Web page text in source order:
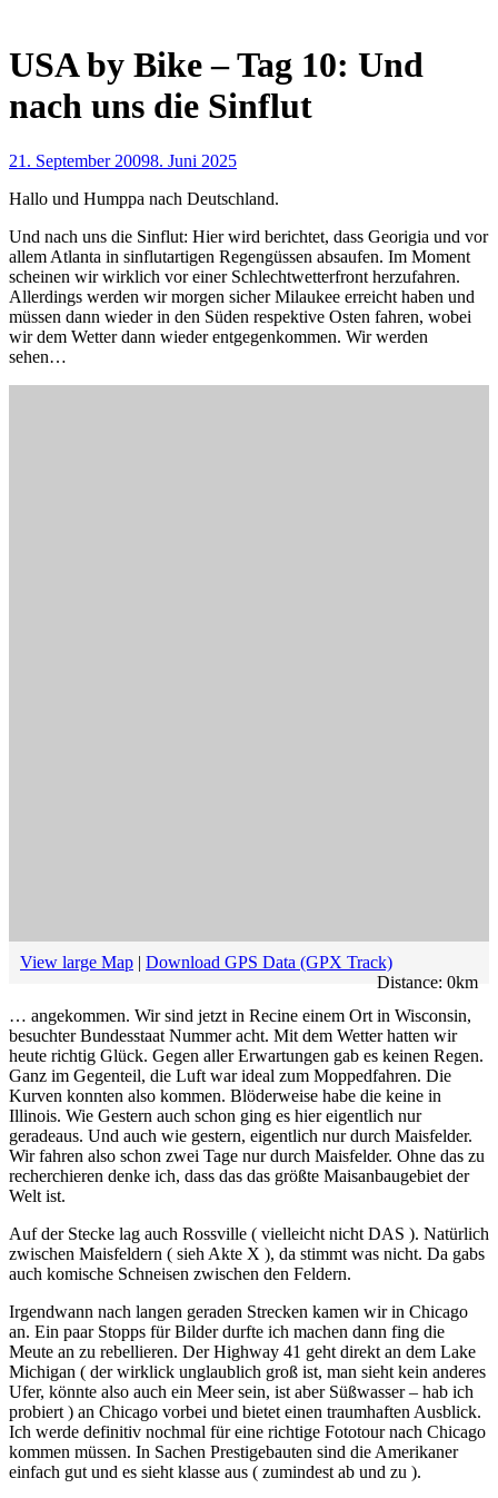
USA by Bike – Tag 10: Und
nach uns die Sinflut
21. September 20098. Juni 2025
Hallo und Humppa nach Deutschland.
Und nach uns die Sinflut: Hier wird berichtet, dass Georigia und vor
allem Atlanta in sinflutartigen Regengüssen absaufen. Im Moment
scheinen wir wirklich vor einer Schlechtwetterfront herzufahren.
Allerdings werden wir morgen sicher Milaukee erreicht haben und
müssen dann wieder in den Süden respektive Osten fahren, wobei
wir dem Wetter dann wieder entgegenkommen. Wir werden
sehen…
View large Map | Download GPS Data (GPX Track)
Distance: 0km
… angekommen. Wir sind jetzt in Recine einem Ort in Wisconsin,
besuchter Bundesstaat Nummer acht. Mit dem Wetter hatten wir
heute richtig Glück. Gegen aller Erwartungen gab es keinen Regen.
Ganz im Gegenteil, die Luft war ideal zum Moppedfahren. Die
Kurven konnten also kommen. Blöderweise habe die keine in
Illinois. Wie Gestern auch schon ging es hier eigentlich nur
geradeaus. Und auch wie gestern, eigentlich nur durch Maisfelder.
Wir fahren also schon zwei Tage nur durch Maisfelder. Ohne das zu
recherchieren denke ich, dass das das größte Maisanbaugebiet der
Welt ist.
Auf der Stecke lag auch Rossville ( vielleicht nicht DAS ). Natürlich
zwischen Maisfeldern ( sieh Akte X ), da stimmt was nicht. Da gabs
auch komische Schneisen zwischen den Feldern.
Irgendwann nach langen geraden Strecken kamen wir in Chicago
an. Ein paar Stopps für Bilder durfte ich machen dann fing die
Meute an zu rebellieren. Der Highway 41 geht direkt an dem Lake
Michigan ( der wirklick unglaublich groß ist, man sieht kein anderes
Ufer, könnte also auch ein Meer sein, ist aber Süßwasser – hab ich
probiert ) an Chicago vorbei und bietet einen traumhaften Ausblick.
Ich werde definitiv nochmal für eine richtige Fototour nach Chicago
kommen müssen. In Sachen Prestigebauten sind die Amerikaner
einfach gut und es sieht klasse aus ( zumindest ab und zu ).